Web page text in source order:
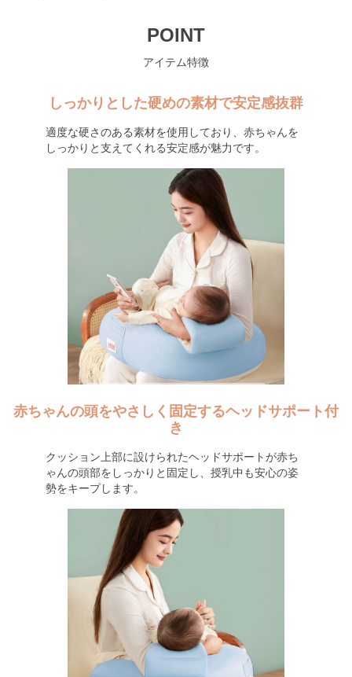
POINT
アイテム特徴
しっかりとした硬めの素材で安定感抜群
適度な硬さのある素材を使用しており、赤ちゃんを
しっかりと支えてくれる安定感が魅力です。
赤ちゃんの頭をやさしく固定するヘッドサポート付
き
クッション上部に設けられたヘッドサポートが赤ち
ゃんの頭部をしっかりと固定し、授乳中も安心の姿
勢をキープします。